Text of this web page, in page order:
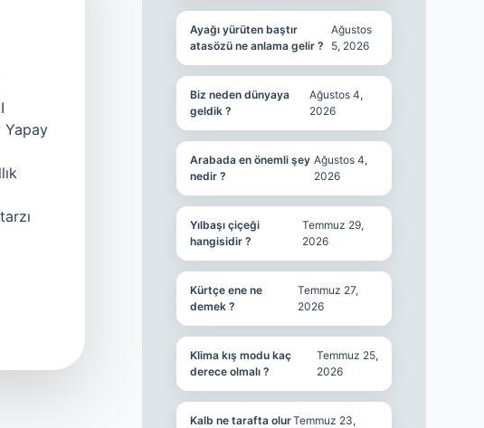
Yapay
Ayağı yürüten baştır
atasözü ne anlama gelir ?
Ağustos
5, 2026
Biz neden dünyaya
geldik ?
Ağustos 4,
2026
Arabada en önemli şey
nedir ?
Ağustos 4,
2026
Yılbaşı çiçeği
hangisidir ?
Temmuz 29,
2026
Kürtçe ene ne
demek ?
Temmuz 27,
2026
Klima kış modu kaç
derece olmalı ?
Temmuz 25,
2026
Kalb ne tarafta olurTemmuz 23,